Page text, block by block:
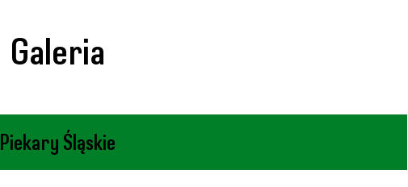
Galeria
Piekary Śląskie